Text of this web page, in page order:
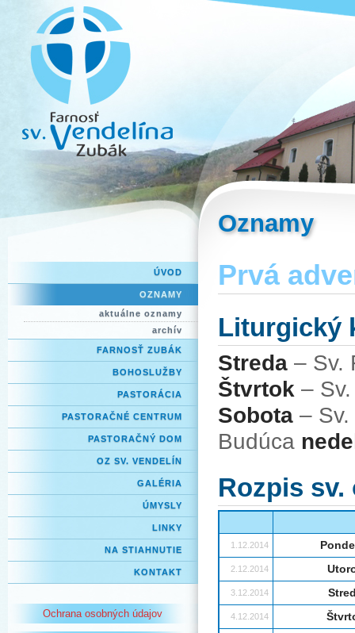
ÚVOD
OZNAMY
aktuálne oznamy
archív
FARNOSŤ ZUBÁK
BOHOSLUŽBY
PASTORÁCIA
PASTORAČNÉ CENTRUM
PASTORAČNÝ DOM
OZ SV. VENDELÍN
GALÉRIA
ÚMYSLY
LINKY
NA STIAHNUTIE
KONTAKT
Ochrana osobných údajov
Oznamy
Prvá
Liturgický
Streda – Sv.
Štvrtok –
Sobota –
Budúca
Rozpis sv.
1.12.2014
2.12.2014
3.12.2014
4.12.2014